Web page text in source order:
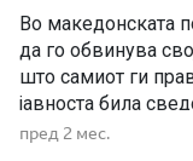
Во македонската
да го обвинува
што самиот ги
јавноста била
парадокс како
пред 2 мес.